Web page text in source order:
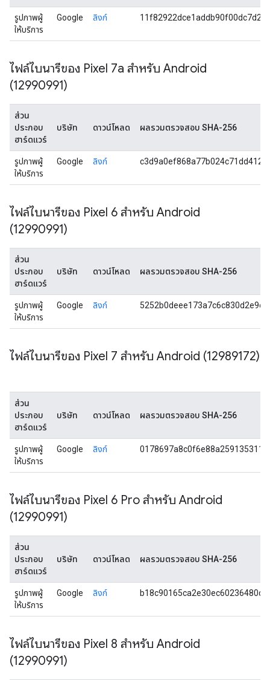
รูปภาพผู้
ให้บริการ
Google ลิงก์
ไฟล์ไบนารีของ Pixel 7a สำหรับ Android
(12990991)
ส่วน
ประกอบ
ฮาร์ดแวร์
บริษัท ดาวน์โหลด ผลรวมตรวจสอบ SHA-256
รูปภาพผู้
ให้บริการ
Google ลิงก์
ไฟล์ไบนารีของ Pixel 6 สำหรับ Android
(12990991)
ส่วน
ประกอบ
ฮาร์ดแวร์
บริษัท ดาวน์โหลด ผลรวมตรวจสอบ SHA-256
รูปภาพผู้
ให้บริการ
Google ลิงก์
ไฟล์ไบนารีของ Pixel 7 สำหรับ Android (12989172)
ส่วน
ประกอบ
ฮาร์ดแวร์
บริษัท ดาวน์โหลด ผลรวมตรวจสอบ SHA-256
รูปภาพผู้
ให้บริการ
Google ลิงก์
ไฟล์ไบนารีของ Pixel 6 Pro สำหรับ Android
(12990991)
ส่วน
ประกอบ
ฮาร์ดแวร์
บริษัท ดาวน์โหลด ผลรวมตรวจสอบ SHA-256
รูปภาพผู้
ให้บริการ
Google ลิงก์
ไฟล์ไบนารีของ Pixel 8 สำหรับ Android
(12990991)